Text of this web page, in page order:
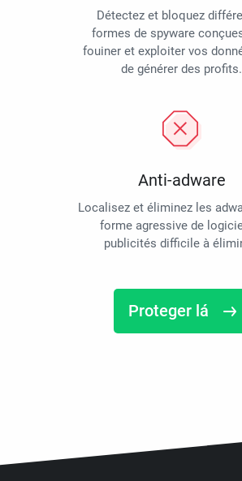
Détectez et bloquez
formes de spyware
fouiner et exploiter vos
de générer des profits.
Anti-adware
Localisez et éliminez les
forme agressive de
publicités difficile à
Proteger lá